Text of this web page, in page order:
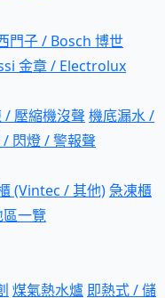
門子 / Bosch 博世
金章 / Electrolux
/ 壓縮機沒聲 機底漏水 /
/ 閃燈 / 警報聲
(Vintec / 其他)急凍櫃
一覽
煤氣熱水爐 即熱式 / 儲